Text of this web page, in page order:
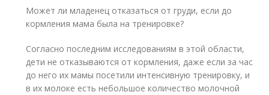
Может ли младенец отказаться от груди, если до
кормления мама была на тренировке?
Согласно последним исследованиям в этой области,
дети не отказываются от кормления, даже если за час
до него их мамы посетили интенсивную тренировку, и
в их молоке есть небольшое количество молочной